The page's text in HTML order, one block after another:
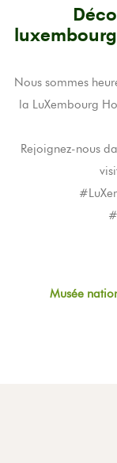
Nous sommes
la LuXembourg
Rejoignez-nous
Musée